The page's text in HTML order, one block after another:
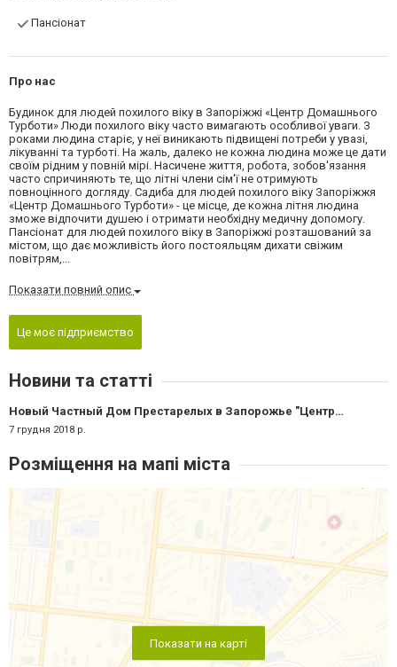
Пансіонат
Про нас
Будинок для людей похилого віку в Запоріжжі «Центр Домашнього
Турботи» Люди похилого віку часто вимагають особливої уваги. З
роками людина старіє, у неї виникають підвищені потреби у увазі,
лікуванні та турботі. На жаль, далеко не кожна людина може це дати
своїм рідним у повній мірі. Насичене життя, робота, зобов'язання
часто спричиняють те, що літні члени сім'ї не отримують
повноцінного догляду. Садиба для людей похилого віку Запоріжжя
«Центр Домашнього Турботи» - це місце, де кожна літня людина
зможе відпочити душею і отримати необхідну медичну допомогу.
Пансіонат для людей похилого віку в Запоріжжі розташований за
містом, що дає можливість його постояльцям дихати свіжим
повітрям,...
Показати повний опис
Це моє підприємство
Новини та статті
Новый Частный Дом Престарелых в Запорожье "Центр Домашней Заботы" - беззаботная старость!
7 грудня 2018 р.
Розміщення на мапі міста
Показати на карті